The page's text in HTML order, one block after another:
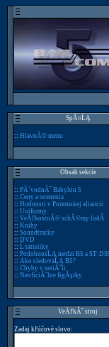
SpĂ¤ĹĄ
:: HlavnĂ© menu
Obsah sekcie
:: PĂ´vodnĂ˝ Babylon 5
:: Ceny a ocenenia
:: Hodnosti v Pozemskej aliancii
:: Uniformy
:: VeÄľkostnĂ© schĂ©my lodĂ­
:: Knihy
:: Soundtracky
:: DVD
:: Ĺ tatistiky
:: PodobnosĹĄ medzi B5 a
:: Ako sledovaĹĄ B5?
:: Chyby v seriĂˇli
:: NeoficiĂˇlne figĂşrky
VeÄľkĂ˝ stroj
Zadaj kľúčové slovo: